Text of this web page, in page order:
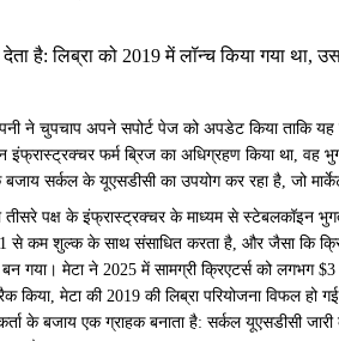
है: लिब्रा को 2019 में लॉन्च किया गया
ने चुपचाप अपने सपोर्ट पेज को अपडेट किया ताकि यह
फर्म ब्रिज का अधिग्रहण किया था, वह
सर्कल के यूएसडीसी का उपयोग कर रहा है, जो
तीसरे पक्ष के इंफ्रास्ट्रक्चर के माध्यम से
से कम शुल्क के साथ संसाधित करता है, और जैसा कि
मेटा ने 2025 में सामग्री क्रिएटर्स को लगभग
किया, मेटा की 2019 की लिब्रा परियोजना
के बजाय एक ग्राहक बनाता है: सर्कल यूएसडीसी